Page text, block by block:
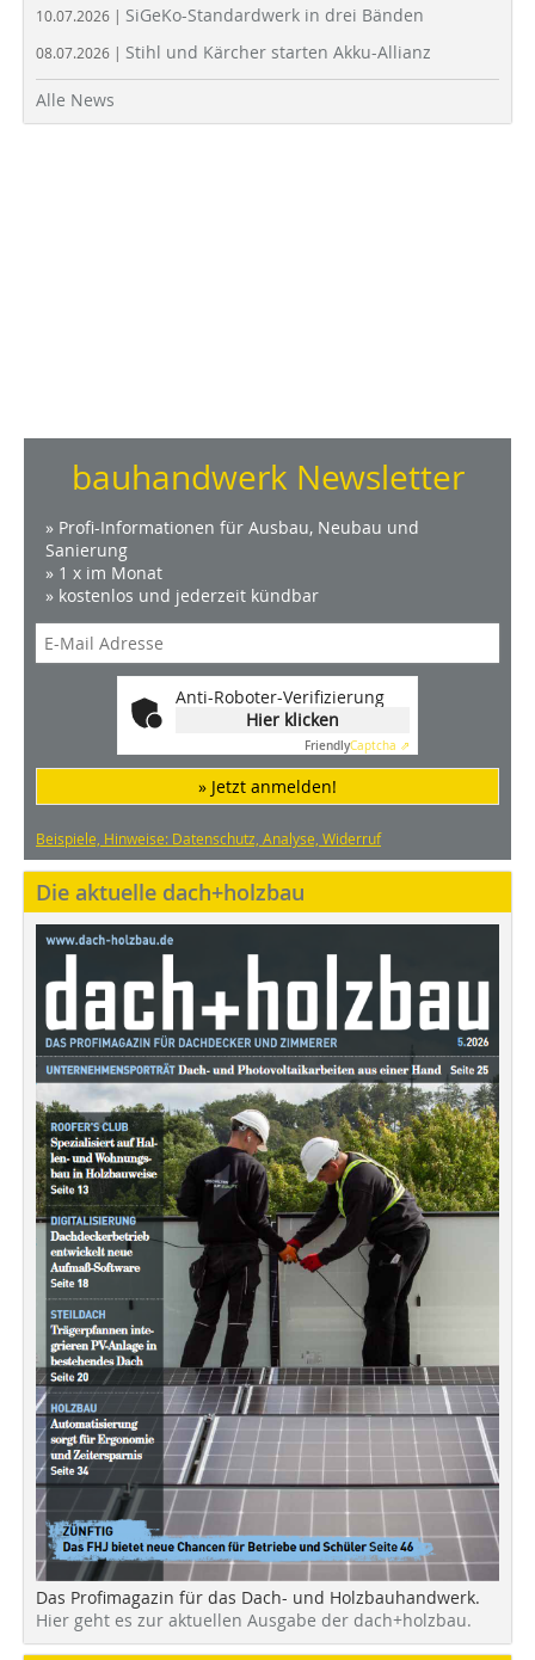
10.07.2026 | SiGeKo-Standardwerk in drei Bänden
08.07.2026 | Stihl und Kärcher starten Akku-Allianz
Alle News
bauhandwerk Newsletter
» Profi-Informationen für Ausbau, Neubau und
Sanierung
» 1 x im Monat
» kostenlos und jederzeit kündbar
Anti-Roboter-Verifizierung
Hier klicken
FriendlyCaptcha ⇗
» Jetzt anmelden!
Beispiele, Hinweise: Datenschutz, Analyse, Widerruf
Die aktuelle dach+holzbau
Das Profimagazin für das Dach- und Holzbauhandwerk.
Hier geht es zur aktuellen Ausgabe der dach+holzbau.